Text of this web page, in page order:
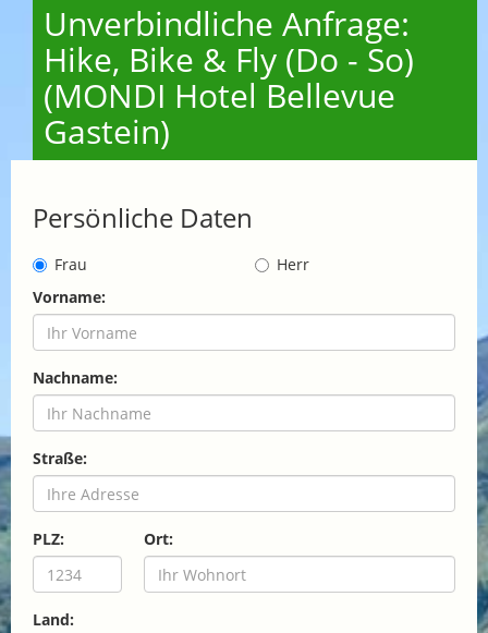
Unverbindliche Anfrage:
Hike, Bike & Fly (Do - So)
(MONDI Hotel Bellevue
Gastein)
Persönliche Daten
Frau
Herr
Vorname:
Nachname:
Straße:
PLZ: Ort:
Land: